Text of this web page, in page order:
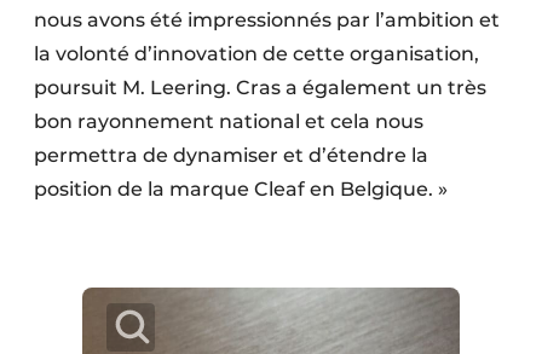
nous avons été impressionnés par l’ambition et
la volonté d’innovation de cette organisation,
poursuit M. Leering. Cras a également un très
bon rayonnement national et cela nous
permettra de dynamiser et d’étendre la
position de la marque Cleaf en Belgique. »